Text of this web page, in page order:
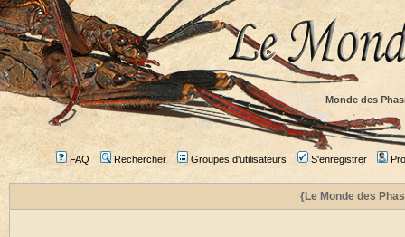
Monde des
FAQ Rechercher Groupes d'utilisateurs S'enregistrer
{Le Monde des